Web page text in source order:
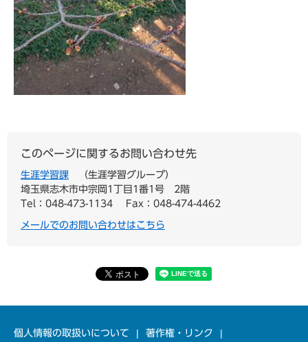
このページに関するお問い合わせ先
生涯学習課
生涯学習グループ
埼玉県志木市中宗岡1丁目1番1号 2階
Tel：048-473-1134
Fax：048-474-4462
メールでのお問い合わせはこちら
個人情報の取扱いについて 著作権・リンク